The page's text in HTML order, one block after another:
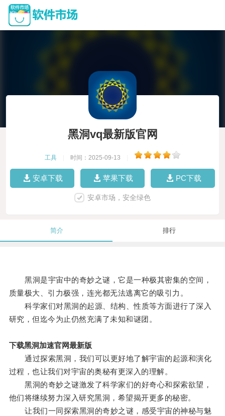
黑洞vq最新版官网
工具 时间：2025-09-13
安卓下载 苹果下载 PC下载
安卓市场，安全绿色
简介 排行
黑洞是宇宙中的奇妙之谜，它是一种极其密集的空间，
质量极大、引力极强，连光都无法逃离它的吸引力。
科学家们对黑洞的起源、结构、性质等方面进行了深入
研究，但迄今为止仍然充满了未知和谜团。
下载黑洞加速官网最新版
通过探索黑洞，我们可以更好地了解宇宙的起源和演化
过程，也让我们对宇宙的奥秘有更深入的理解。
黑洞的奇妙之谜激发了科学家们的好奇心和探索欲望，
他们将继续努力深入研究黑洞，希望揭开更多的秘密。
让我们一同探索黑洞的奇妙之谜，感受宇宙的神秘与魅